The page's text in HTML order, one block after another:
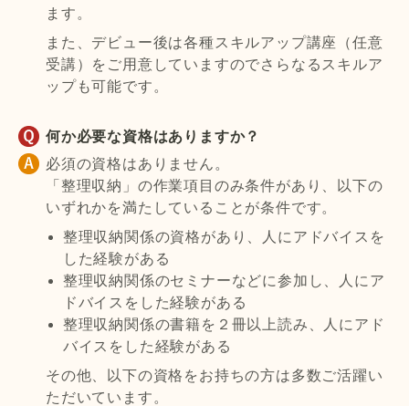
ます。
また、デビュー後は各種スキルアップ講座（任意
受講）をご用意していますのでさらなるスキルア
ップも可能です。
何か必要な資格はありますか？
必須の資格はありません。
「整理収納」の作業項目のみ条件があり、以下の
いずれかを満たしていることが条件です。
整理収納関係の資格があり、人にアドバイスを
した経験がある
整理収納関係のセミナーなどに参加し、人にア
ドバイスをした経験がある
整理収納関係の書籍を２冊以上読み、人にアド
バイスをした経験がある
その他、以下の資格をお持ちの方は多数ご活躍い
ただいています。